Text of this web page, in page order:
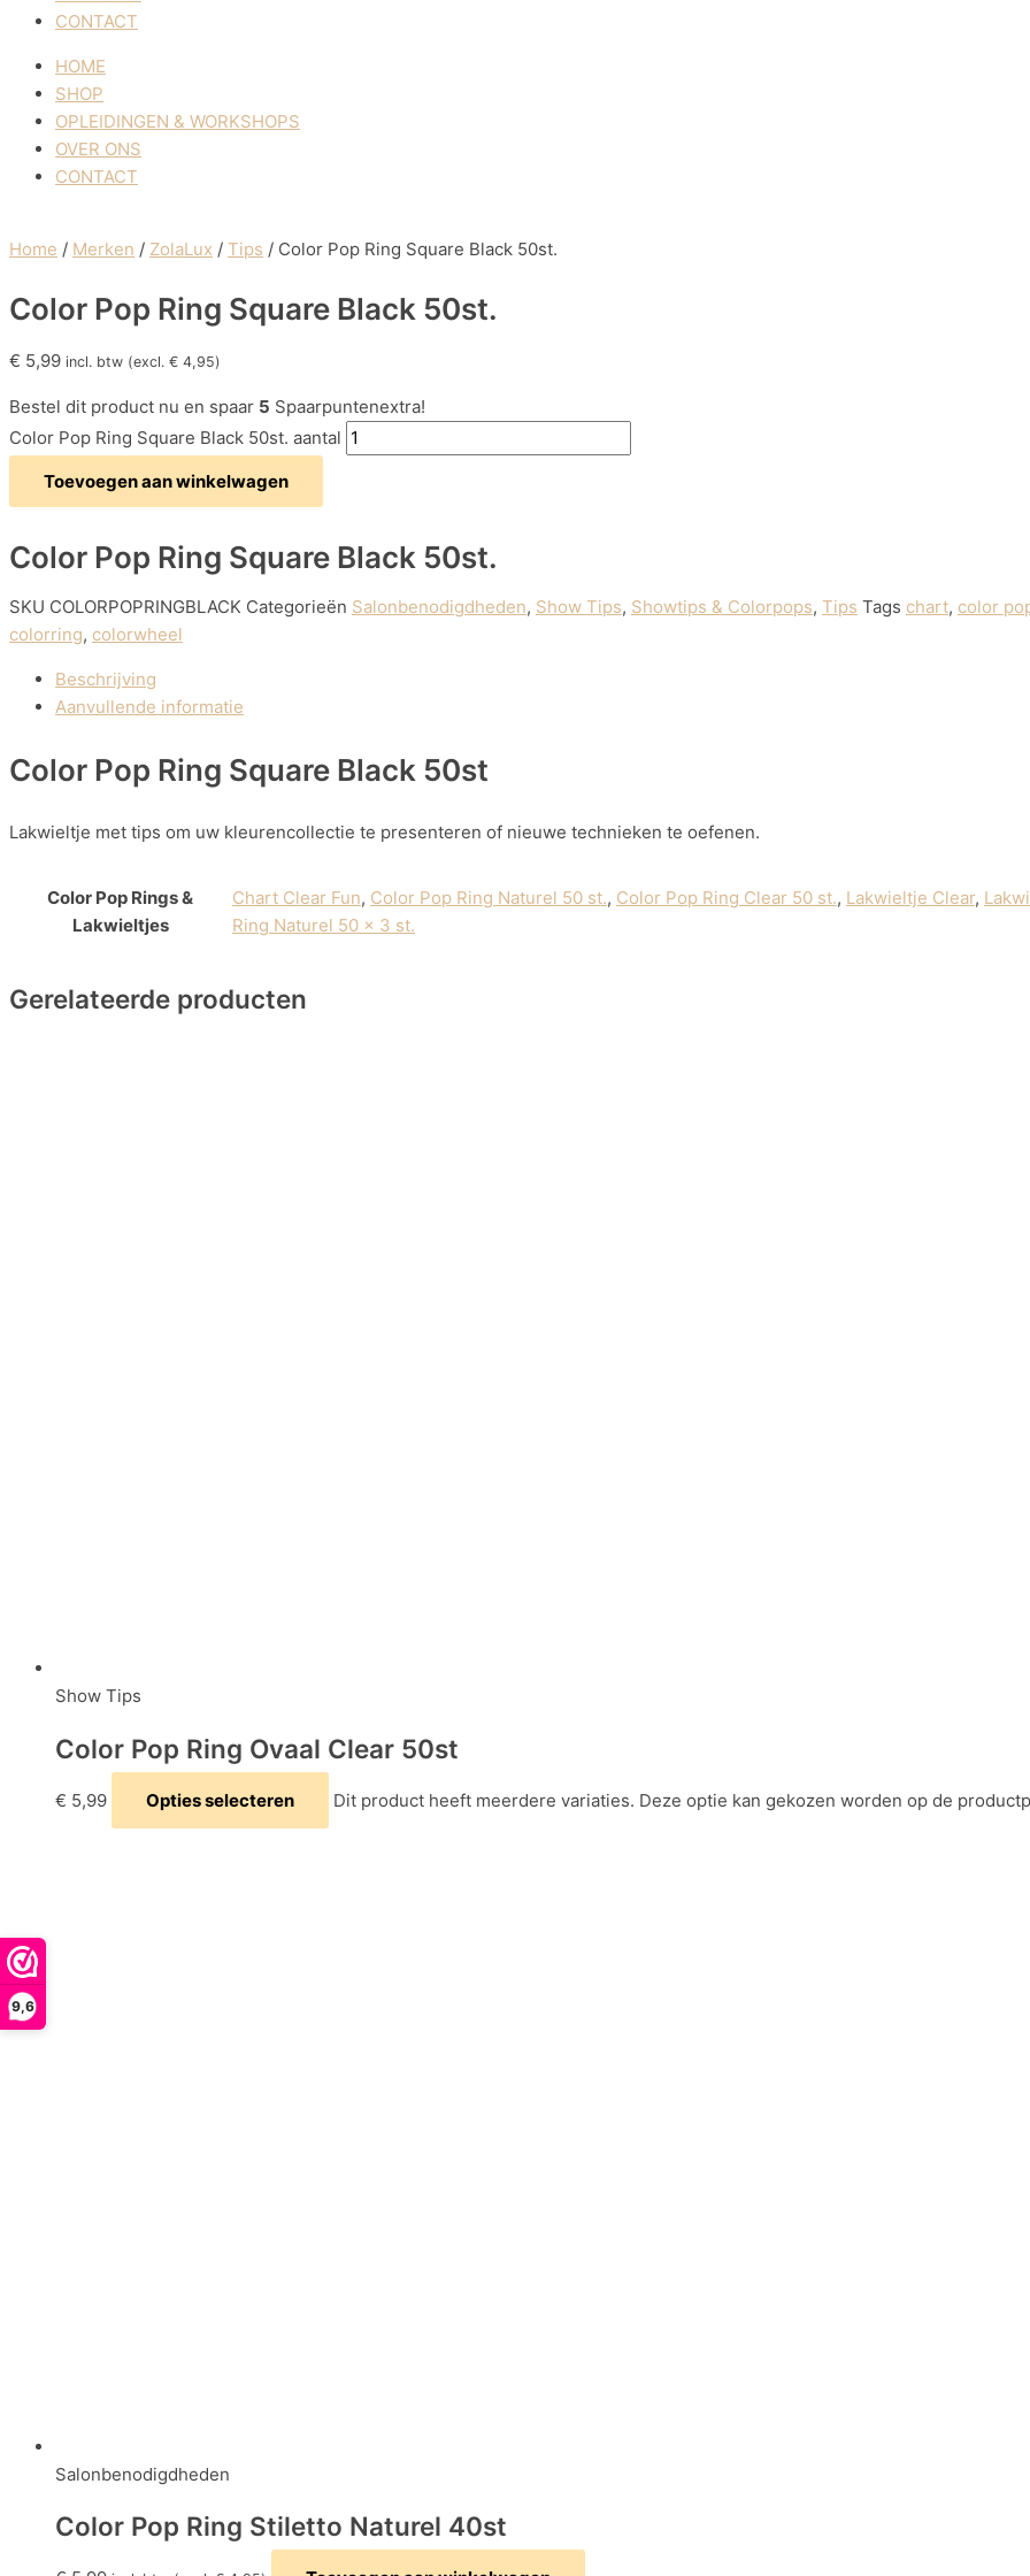
9,6
CONTACT
HOME
SHOP
OPLEIDINGEN & WORKSHOPS
OVER ONS
CONTACT
Home / Merken / ZolaLux / Tips / Color Pop Ring Square Black 50st.
Color Pop Ring Square Black 50st.
€ 5,99 incl. btw (excl. € 4,95)
Bestel dit product nu en spaar 5 Spaarpuntenextra!
Color Pop Ring Square Black 50st. aantal
Toevoegen aan winkelwagen
Color Pop Ring Square Black 50st.
SKU COLORPOPRINGBLACK Categorieën Salonbenodigdheden, Show Tips, Showtips & Colorpops, Tips Tags chart, color
colorring, colorwheel
Beschrijving
Aanvullende informatie
Color Pop Ring Square Black 50st
Lakwieltje met tips om uw kleurencollectie te presenteren of nieuwe technieken te oefenen.
Color Pop Rings &
Lakwieltjes
Chart Clear Fun, Color Pop Ring Naturel 50 st., Color Pop Ring Clear 50 st., Lakwieltje Clear,
Ring Naturel 50 x 3 st.
Gerelateerde producten
Show Tips
Color Pop Ring Ovaal Clear 50st
€ 5,99 Opties selecteren Dit product heeft meerdere variaties. Deze optie kan gekozen worden op de
Salonbenodigdheden
Color Pop Ring Stiletto Naturel 40st